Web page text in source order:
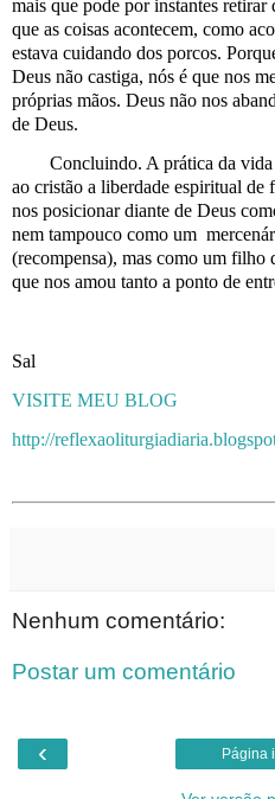
mais que pode por instantes retirar
que as coisas acontecem, como
estava cuidando dos porcos.
Deus não castiga, nós é que nos
próprias mãos. Deus não nos
de Deus.
Concluindo. A prática da
ao cristão a liberdade espiritual de
nos posicionar diante de Deus
nem tampouco como um
(recompensa), mas como um filho
que nos amou tanto a ponto de
Sal
VISITE MEU BLOG
http://
Nenhum comentário:
Postar um comentário
‹ Página